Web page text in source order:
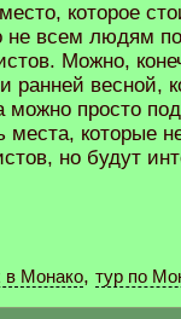
которое
не всем людям
Можно,
ранней весной,
можно просто
места, которые
но будут
в Монако, тур по